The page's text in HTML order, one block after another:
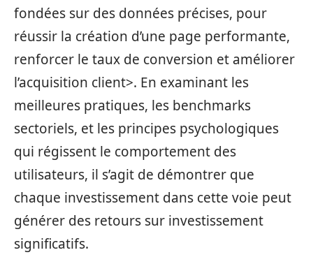
fondées sur des données précises, pour
réussir la création d’une page performante,
renforcer le taux de conversion et améliorer
l’acquisition client>. En examinant les
meilleures pratiques, les benchmarks
sectoriels, et les principes psychologiques
qui régissent le comportement des
utilisateurs, il s’agit de démontrer que
chaque investissement dans cette voie peut
générer des retours sur investissement
significatifs.